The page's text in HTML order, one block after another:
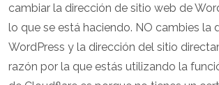
cambiar la dirección de sitio web de
lo que se está haciendo. NO cambies la
WordPress y la dirección del sitio
razón por la que estás utilizando la